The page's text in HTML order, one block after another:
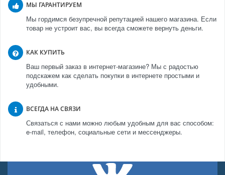
МЫ ГАРАНТИРУЕМ
Мы гордимся безупречной репутацией нашего магазина. Если
товар не устроит вас, вы всегда сможете вернуть деньги.
КАК КУПИТЬ
Ваш первый заказ в интернет-магазине? Мы с радостью
подскажем как сделать покупки в интернете простыми и
удобными.
ВСЕГДА НА СВЯЗИ
Связаться с нами можно любым удобным для вас способом:
e-mail, телефон, социальные сети и мессенджеры.